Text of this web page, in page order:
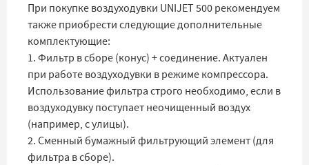
При покупке воздуходувки UNIJET 500 рекомендуем
также приобрести следующие дополнительные
комплектующие:
1. Фильтр в сборе (конус) + соединение. Актуален
при работе воздуходувки в режиме компрессора.
Использование фильтра строго необходимо, если в
воздуходувку поступает неочищенный воздух
(например, с улицы).
2. Сменный бумажный фильтрующий элемент (для
фильтра в сборе).